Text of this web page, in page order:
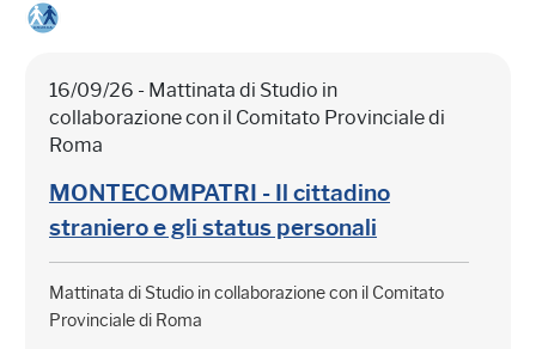
16/09/26 - Mattinata di Studio in
collaborazione con il Comitato Provinciale di
Roma
MONTECOMPATRI - Il cittadino
straniero e gli status personali
Mattinata di Studio in collaborazione con il Comitato
Provinciale di Roma